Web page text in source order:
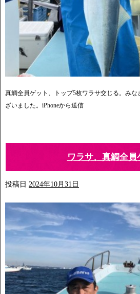
真鯛全員ゲット、トップ5枚ワラサ交じる。み
ざいました。iPhoneから送信
ワラサ、真鯛全員
投稿日 2024年10月31日